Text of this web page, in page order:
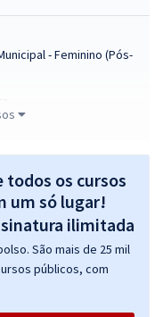
- Feminino (Pós-
(Pós-Edital)
todos os cursos
um só lugar!
São mais de 25 mil
públicos, com